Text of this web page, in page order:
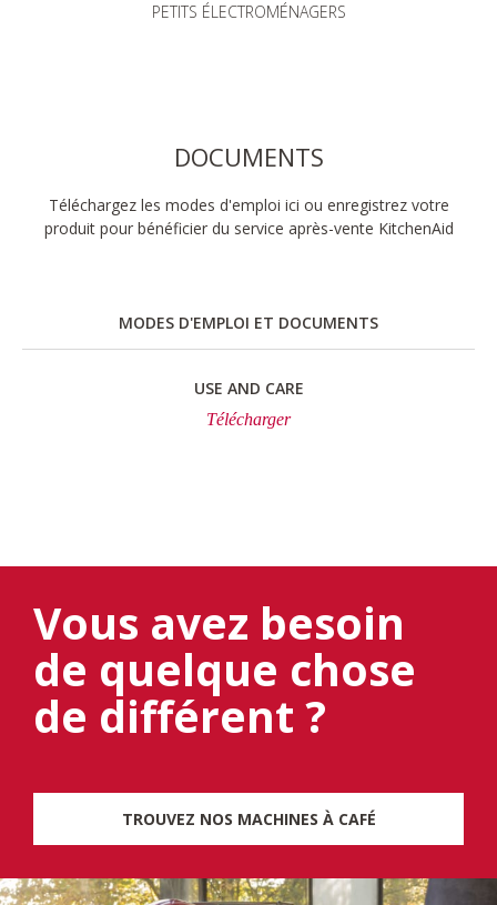
PETITS ÉLECTROMÉNAGERS
DOCUMENTS
Téléchargez les modes d'emploi ici ou enregistrez votre
produit pour bénéficier du service après-vente KitchenAid
MODES D'EMPLOI ET DOCUMENTS
USE AND CARE
Télécharger
Vous avez besoin
de quelque chose
de différent ?
TROUVEZ NOS MACHINES À CAFÉ